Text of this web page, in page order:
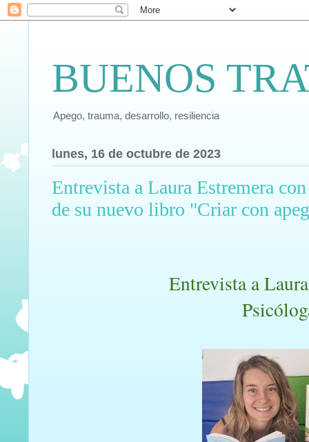
BUENOS
Apego, trauma, desarrollo, resiliencia
lunes, 16 de octubre de 2023
Entrevista a Laura Estremera
de su nuevo libro "Criar con
Entrevista a